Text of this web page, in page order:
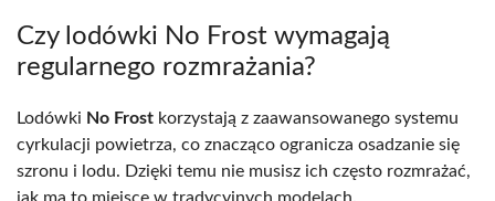
Czy lodówki No Frost wymagają
regularnego rozmrażania?
Lodówki No Frost korzystają z zaawansowanego systemu
cyrkulacji powietrza, co znacząco ogranicza osadzanie się
szronu i lodu. Dzięki temu nie musisz ich często rozmrażać,